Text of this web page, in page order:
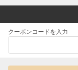
クーポンコードを入力